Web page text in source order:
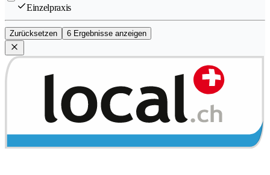
Einzelpraxis
Zurücksetzen 6 Ergebnisse anzeigen